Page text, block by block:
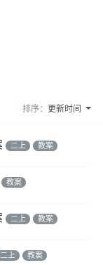
排序：更新时间
二上 教案
教案
二上 教案
二上 教案